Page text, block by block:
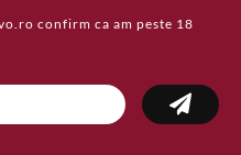
confirm ca am peste 18